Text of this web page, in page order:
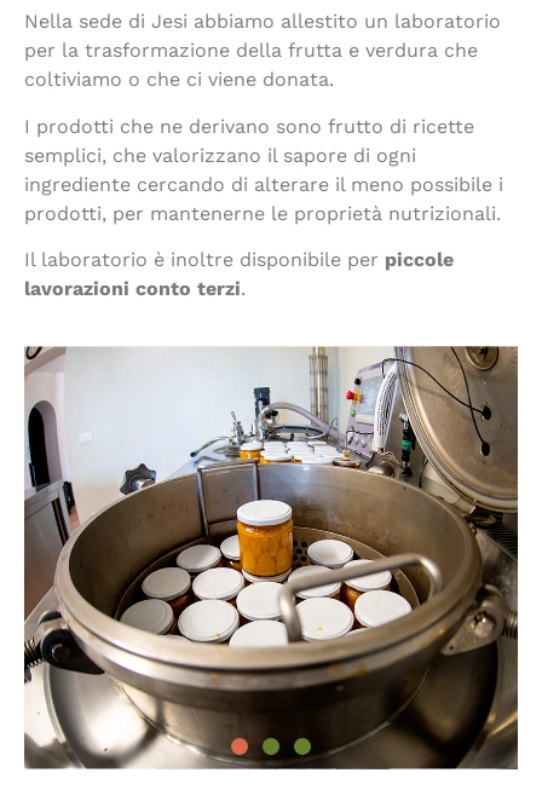
Nella sede di Jesi abbiamo allestito un laboratorio
per la trasformazione della frutta e verdura che
coltiviamo o che ci viene donata.
I prodotti che ne derivano sono frutto di ricette
semplici, che valorizzano il sapore di ogni
ingrediente cercando di alterare il meno possibile i
prodotti, per mantenerne le proprietà nutrizionali.
Il laboratorio è inoltre disponibile per piccole
lavorazioni conto terzi.